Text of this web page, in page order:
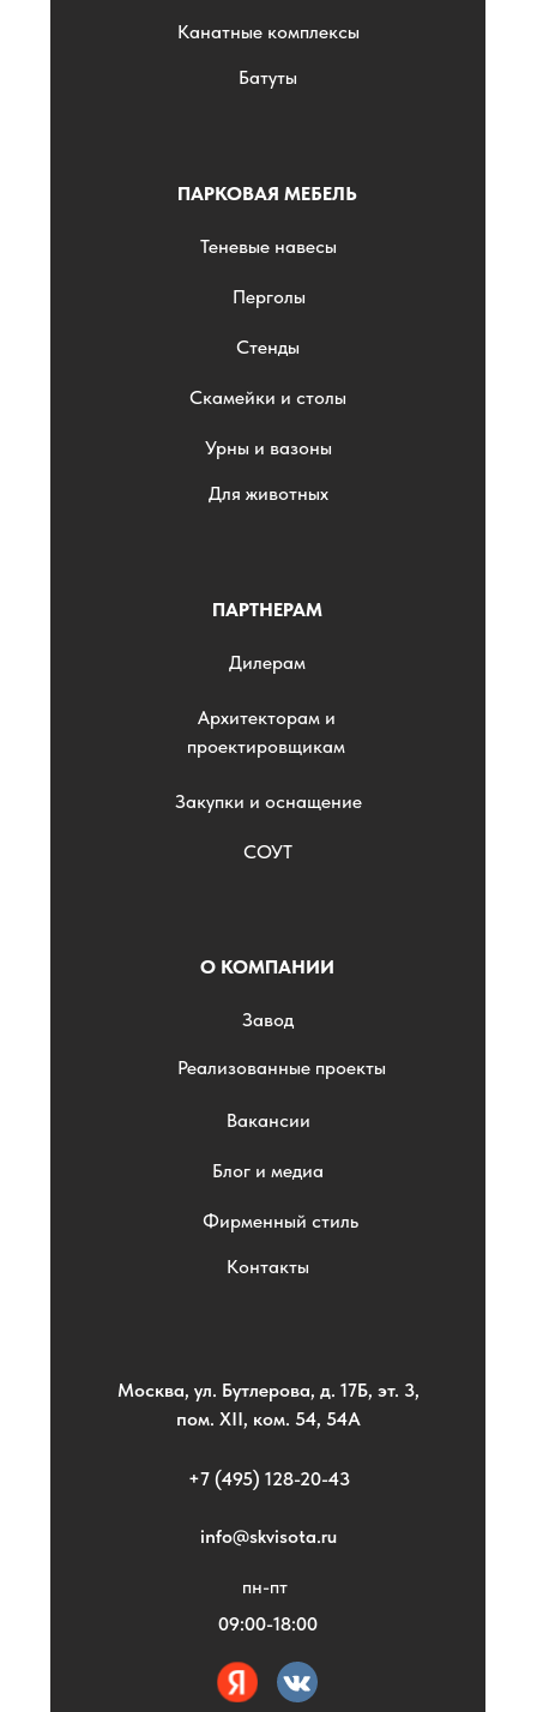
ПАРТНЕРАМ
Архитекторам и
проектировщикам
Дилерам
Закупки и оснащение
СОУТ
О КОМПАНИИ
Завод
Реализованные проекты
Вакансии
Блог и медиа
Фирменный стиль
Контакты
Канатные комплексы
Батуты
+7 (495) 128-20-43
info@skvisota.ru
Москва, ул. Бутлерова, д. 17Б, эт. 3,
пом. XII, ком. 54, 54А
пн-пт
09:00-18:00
ПАРКОВАЯ МЕБЕЛЬ
Теневые навесы
Перголы
Стенды
Скамейки и столы
Урны и вазоны
Для животных